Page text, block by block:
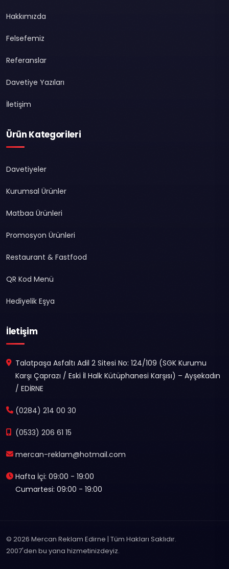
Hakkımızda
Felsefemiz
Referanslar
Davetiye Yazıları
İletişim
Ürün Kategorileri
Davetiyeler
Kurumsal Ürünler
Matbaa Ürünleri
Promosyon Ürünleri
Restaurant & Fastfood
QR Kod Menü
Hediyelik Eşya
İletişim
Talatpaşa Asfaltı Adil 2 Sitesi No: 124/109 (SGK Kurumu
Karşı Çaprazı / Eski İl Halk Kütüphanesi Karşısı) – Ayşekadın
/ EDİRNE
(0284) 214 00 30
(0533) 206 61 15
mercan-reklam@hotmail.com
Hafta İçi: 09:00 - 19:00
Cumartesi: 09:00 - 19:00
© 2026 Mercan Reklam Edirne | Tüm Hakları Saklıdır.
2007'den bu yana hizmetinizdeyiz.